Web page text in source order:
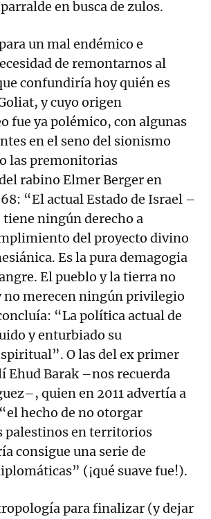
en busca de zulos.
un mal endémico e
de remontarnos al
confundiría hoy quién es
y cuyo origen
fue ya polémico, con algunas
en el seno del sionismo
las premonitorias
rabino Elmer Berger en
“El actual Estado de Israel –
ningún derecho a
del proyecto divino
Es la pura demagogia
El pueblo y la tierra no
no merecen ningún privilegio
“La política actual de
y enturbiado su
O las del ex primer
Ehud Barak –nos recuerda
quien en 2011 advertía a
hecho de no otorgar
palestinos en territorios
consigue una serie de
(¡qué suave fue!).
para finalizar (y dejar